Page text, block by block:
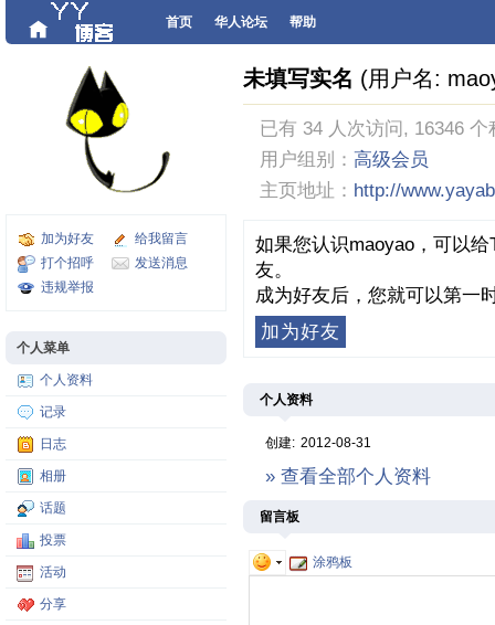
首页 华人论坛 帮助
加为好友
给我留言
打个招呼
发送消息
违规举报
个人菜单
个人资料
记录
日志
相册
话题
投票
活动
分享
未填写实名 (用户名:
已有 34 人次访问, 16346
用户组别： 高级会员
主页地址： http://
如果您认识maoyao，可以
友。
成为好友后，您就可以第一
加为好友
个人资料
创建: 2012-08-31
» 查看全部个人资料
留言板
涂鸦板